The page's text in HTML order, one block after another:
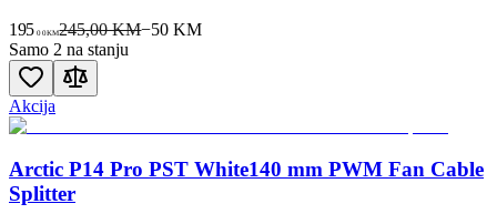
195 00KM245,00 KM−50 KM
Samo 2 na stanju
Akcija
Arctic P14 Pro PST White140 mm PWM Fan Cable
Splitter